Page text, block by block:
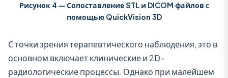
Рисунок 4 — Сопоставление STL и DICOM файлов с
помощью QuickVision 3D
С точки зрения терапевтического наблюдения, это в
основном включает клинические и 2D-
радиологические процессы. Однако при малейшем